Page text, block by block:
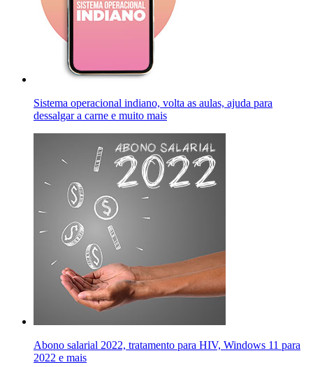
Sistema operacional indiano, volta as aulas, ajuda para
dessalgar a carne e muito mais
Abono salarial 2022, tratamento para HIV, Windows 11 para
2022 e mais